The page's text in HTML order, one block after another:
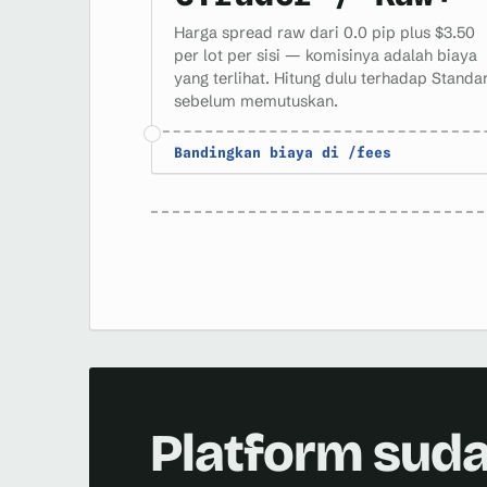
Harga spread raw dari 0.0 pip plus $3.50
per lot per sisi — komisinya adalah biaya
yang terlihat. Hitung dulu terhadap
sebelum memutuskan.
Bandingkan biaya di /fees
Platform